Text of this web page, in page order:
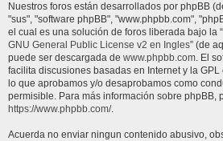
Nuestros foros están desarrollados por phpBB
"sus", "software phpBB", "www.phpbb.com",
el cual es una solución de foros liberada bajo la “
GNU General Public License v2 en Ingles” (de
puede ser descargada de www.phpbb.com. El
facilita discusiones basadas en Internet y la
lo que aprobamos y/o desaprobamos como
permisible. Para más información sobre phpBB,
https://www.phpbb.com/.
Acuerda no enviar ningun contenido abusivo,